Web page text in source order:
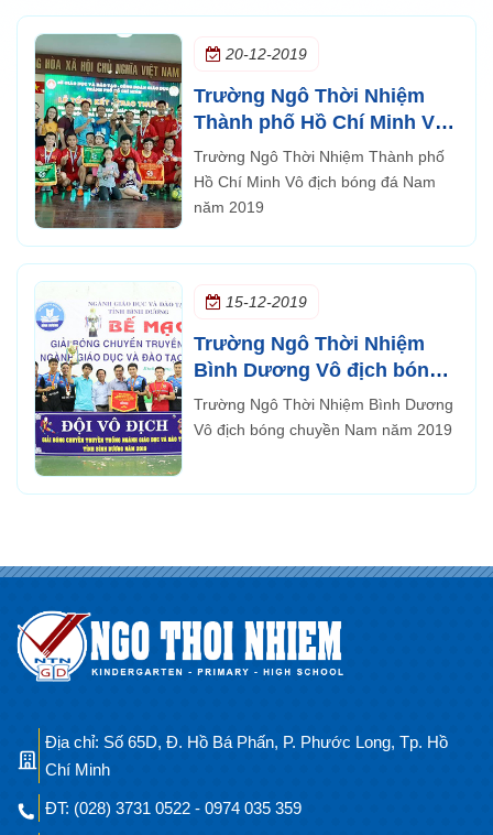
20-12-2019
Trường Ngô Thời Nhiệm
Thành phố Hồ Chí Minh Vô
địch bóng đá Nam năm
2019
Trường Ngô Thời Nhiệm Thành phố
Hồ Chí Minh Vô địch bóng đá Nam
năm 2019
15-12-2019
Trường Ngô Thời Nhiệm
Bình Dương Vô địch bóng
chuyền Nam năm 2019
Trường Ngô Thời Nhiệm Bình Dương
Vô địch bóng chuyền Nam năm 2019
Địa chỉ: Số 65D, Đ. Hồ Bá Phấn, P. Phước Long, Tp. Hồ
Chí Minh
ĐT: (028) 3731 0522 - 0974 035 359